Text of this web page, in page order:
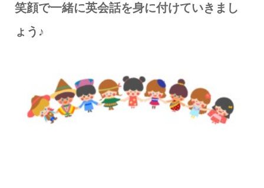
笑顔で一緒に英会話を身に付けていきまし
ょう♪